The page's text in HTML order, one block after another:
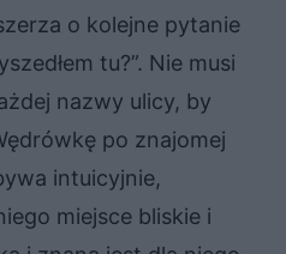
o kolejne pytanie
tu?”. Nie musi
nazwy ulicy, by
po znajomej
intuicyjnie,
miejsce bliskie i